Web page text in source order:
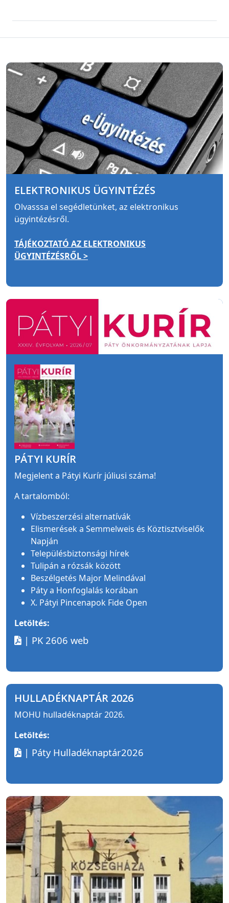
ELEKTRONIKUS ÜGYINTÉZÉS
Olvasssa el segédletünket, az elektronikus
ügyintézésről.
TÁJÉKOZTATÓ AZ ELEKTRONIKUS
ÜGYINTÉZÉSRŐL >
PÁTYI KURÍR
Megjelent a Pátyi Kurír júliusi száma!
A tartalomból:
Vízbeszerzési alternatívák
Elismerések a Semmelweis és Köztisztviselők
Napján
Településbiztonsági hírek
Tulipán a rózsák között
Beszélgetés Major Melindával
Páty a Honfoglalás korában
X. Pátyi Pincenapok Fide Open
Letöltés:
| PK 2606 web
HULLADÉKNAPTÁR 2026
MOHU hulladéknaptár 2026.
Letöltés:
| Páty Hulladéknaptár2026